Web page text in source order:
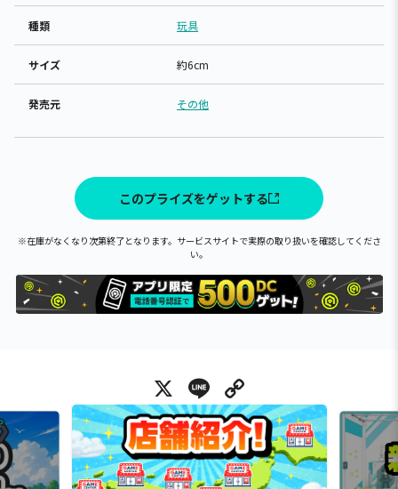
種類 玩具
サイズ 約6cm
発売元 その他
このプライズをゲットする
※在庫がなくなり次第終了となります。サービスサイトで実際の取り扱いを確認してくださ
い。
X Line